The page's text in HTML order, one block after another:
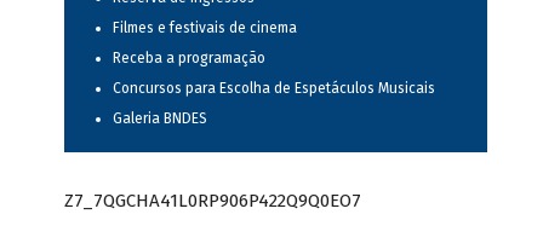
Filmes e festivais de cinema
Receba a programação
Concursos para Escolha de Espetáculos Musicais
Galeria BNDES
Z7_7QGCHA41L0RP906P422Q9Q0EO7